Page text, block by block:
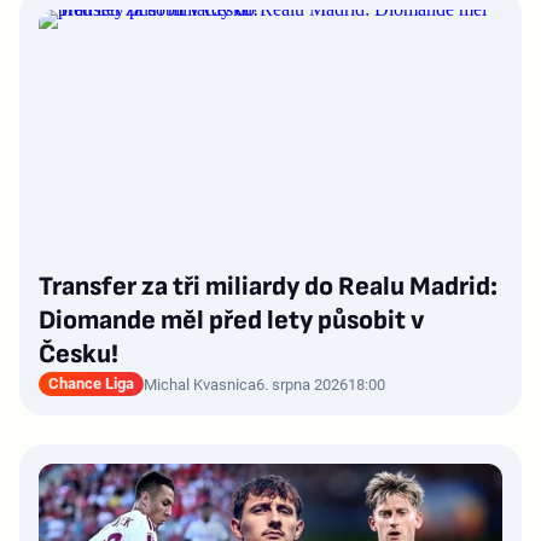
Transfer za tři miliardy do Realu Madrid:
Diomande měl před lety působit v
Česku!
Chance Liga Michal Kvasnica6. srpna 202618:00